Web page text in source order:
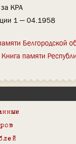
КРА
1 — 04.1958
Белгородской
Книга памяти